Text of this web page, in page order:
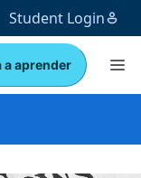
Student Login
a aprender